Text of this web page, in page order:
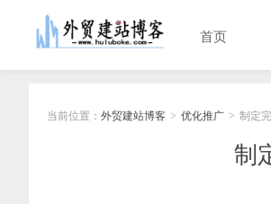
首页
当前位置： 外贸建站博客 > 优化推广 > 制定
制